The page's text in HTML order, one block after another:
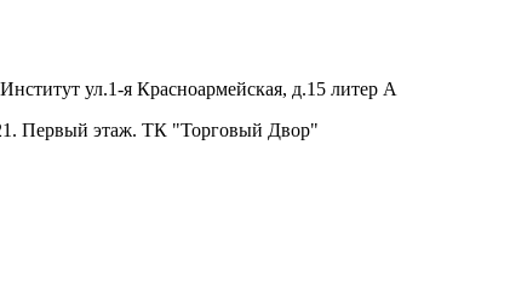
ул.1-я Красноармейская, д.15 литер А
Первый этаж. ТК "Торговый Двор"